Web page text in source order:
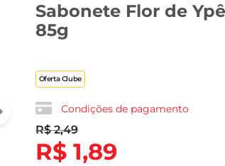
Sabonete Flor de
85g
Oferta Clube
Condições de pagamento
R$ 2,49
R$ 1,89